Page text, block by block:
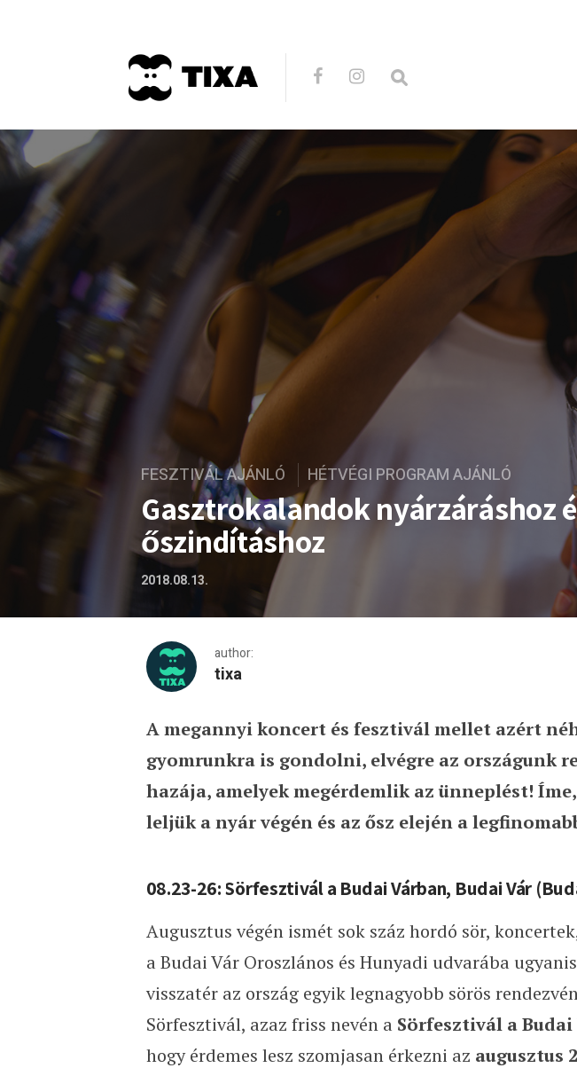
FESZTIVÁL AJÁNLÓ HÉTVÉGI PROGRAM AJÁNLÓ
Gasztrokalandok nyárzáráshoz
őszindításhoz
2018.08.13.
author:
tixa
Gasztrokalandok nyárzáráshoz és
A megannyi koncert és fesztivál mellet azért
gyomrunkra is gondolni, elvégre az országunk
hazája, amelyek megérdemlik az ünneplést!
leljük a nyár végén és az ősz elején a
08.23-26: Sörfesztivál a Budai Várban, Budai Vár
Augusztus végén ismét sok száz hordó sör,
a Budai Vár Oroszlános és Hunyadi udvarába
visszatér az ország egyik legnagyobb sörös
Sörfesztivál, azaz friss nevén a Sörfesztivál a
hogy érdemes lesz szomjasan érkezni az augusztus